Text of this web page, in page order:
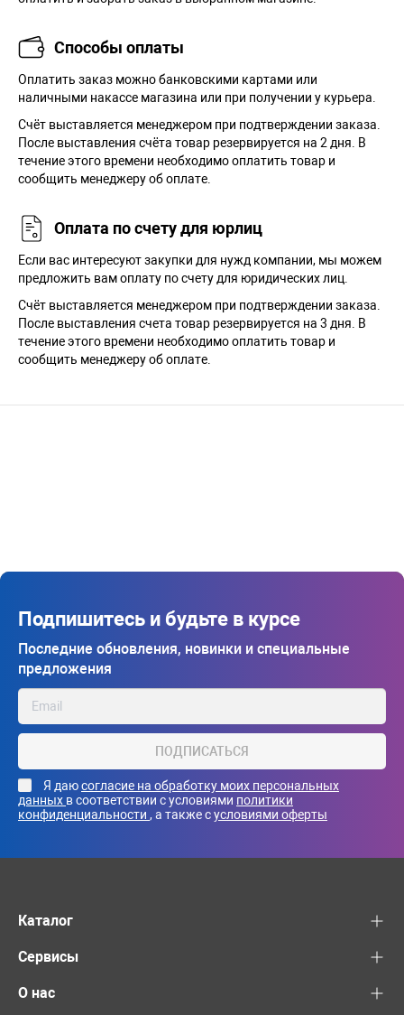
Способы оплаты
Оплатить заказ можно банковскими картами или
наличными накассе магазина или при получении у курьера.
Cчёт выставляется менеджером при подтверждении заказа.
После выставления счёта товар резервируется на 2 дня. В
течение этого времени необходимо оплатить товар и
сообщить менеджеру об оплате.
Оплата по счету для юрлиц
Если вас интересуют закупки для нужд компании, мы можем
предложить вам оплату по счету для юридических лиц.
Счёт выставляется менеджером при подтверждении заказа.
После выставления счета товар резервируется на 3 дня. В
течение этого времени необходимо оплатить товар и
сообщить менеджеру об оплате.
Подпишитесь и будьте в курсе
Последние обновления, новинки и специальные
предложения
ПОДПИСАТЬСЯ
Я даюсогласие на обработку моих персональных
данных в соответствии с условиями политики
конфиденциальности , а также сусловиями оферты
Каталог
Сервисы
О нас